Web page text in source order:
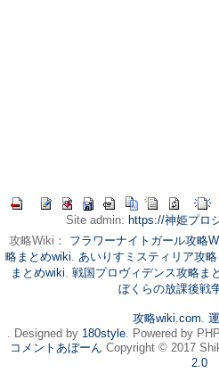
Site admin: https://神姫プロ
攻略Wiki： フラワーナイトガール攻略
略まとめwiki. あいりすミスティリア攻
まとめwiki. 戦国プロヴィデンス攻略ま
ぼくらの放課後戦
攻略wiki.com.
. Designed by 180style. Powered by
コメントあぼーん Copyright © 2017
2.0